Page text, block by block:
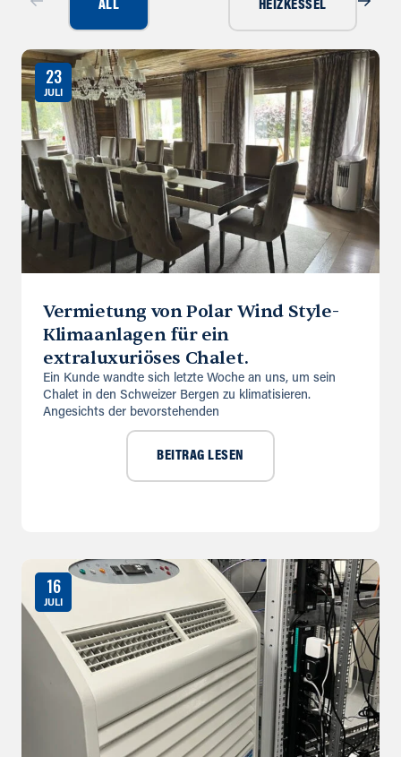
ALL HEIZKESSEL
23
JULI
Vermietung von Polar Wind Style-
Klimaanlagen für ein
extraluxuriöses Chalet.
Ein Kunde wandte sich letzte Woche an uns, um sein
Chalet in den Schweizer Bergen zu klimatisieren.
Angesichts der bevorstehenden
BEITRAG LESEN
16
JULI